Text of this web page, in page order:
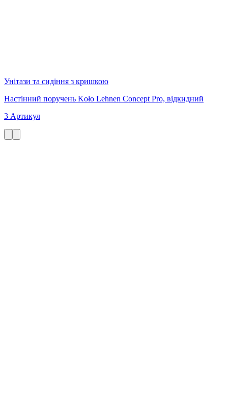
Унітази та сидіння з кришкою
Настінний поручень Koło Lehnen Concept Pro, відкидний
3 Артикул